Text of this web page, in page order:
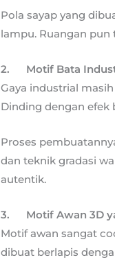
Pola sayap yang
lampu. Ruangan pun
2. Motif Bata
Gaya industrial
Dinding dengan efek
Proses
dan teknik gradasi
autentik.
3. Motif Awan 3D
Motif awan sangat
dibuat berlapis